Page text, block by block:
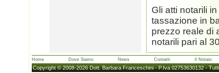
Gli atti notarili
tassazione in
prezzo reale di
notarili pari al
Home Dove Siamo News Contatti Il Notaio
Copyright © 2008-2026 Dott. Barbara Franceschini - P.Iva 02753630132 -